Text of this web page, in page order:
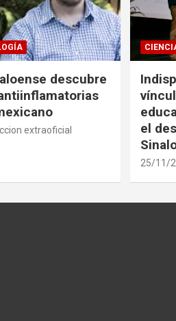
descubre
extraoficial
el
25/11/